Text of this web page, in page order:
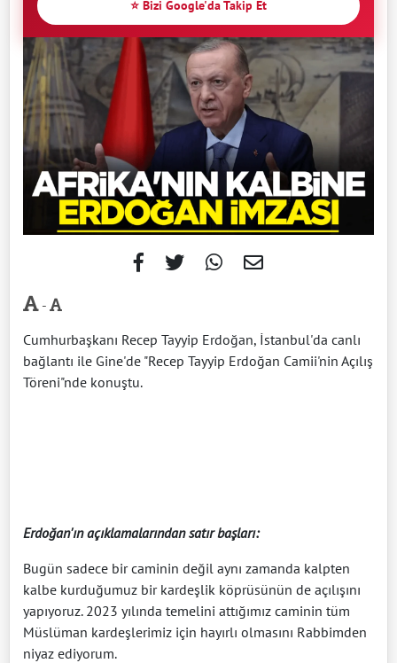
⭐ Bizi Google'da Takip Et
-
Cumhurbaşkanı Recep Tayyip Erdoğan, İstanbul'da canlı
bağlantı ile Gine'de "Recep Tayyip Erdoğan Camii'nin Açılış
Töreni"nde konuştu.
Erdoğan'ın açıklamalarından satır başları:
Bugün sadece bir caminin değil aynı zamanda kalpten
kalbe kurduğumuz bir kardeşlik köprüsünün de açılışını
yapıyoruz. 2023 yılında temelini attığımız caminin tüm
Müslüman kardeşlerimiz için hayırlı olmasını Rabbimden
niyaz ediyorum.